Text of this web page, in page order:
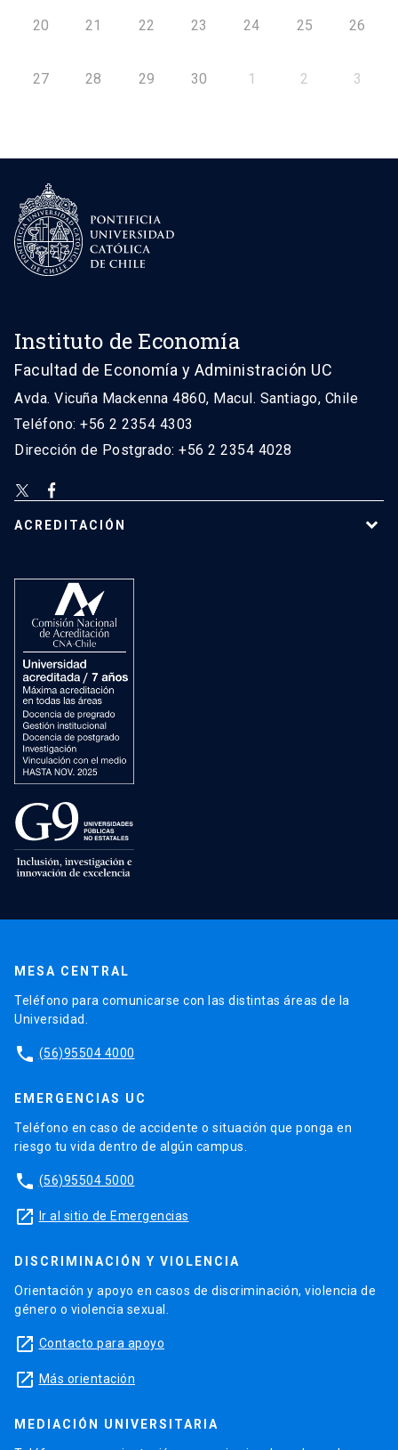
20 21 22 23 24 25 26
27 28 29 30 1 2 3
Instituto de Economía
Facultad de Economía y Administración UC
Avda. Vicuña Mackenna 4860, Macul. Santiago, Chile
Teléfono: +56 2 2354 4303
Dirección de Postgrado: +56 2 2354 4028
ACREDITACIÓN
MESA CENTRAL
Teléfono para comunicarse con las distintas áreas de la
Universidad.
phone (56)95504 4000
EMERGENCIAS UC
Teléfono en caso de accidente o situación que ponga en
riesgo tu vida dentro de algún campus.
phone (56)95504 5000
launch Ir al sitio de Emergencias
DISCRIMINACIÓN Y VIOLENCIA
Orientación y apoyo en casos de discriminación, violencia de
género o violencia sexual.
launch Contacto para apoyo
launch Más orientación
MEDIACIÓN UNIVERSITARIA